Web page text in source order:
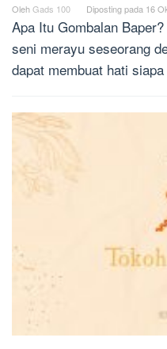
OlehGads 100 Diposting pada 16
Apa Itu Gombalan
seni merayu seseorang
dapat membuat hati